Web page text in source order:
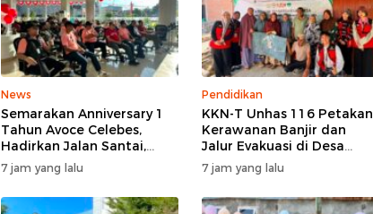
News
Semarakan Anniversary 1
Tahun Avoce Celebes,
Hadirkan Jalan Santai,
Bakti Sosial, dan Hiburan
Spektakuler di Bulukumba
7 jam yang lalu
Pendidikan
KKN-T Unhas 116 Petakan
Kerawanan Banjir dan
Jalur Evakuasi di Desa
Bonto Tallasa
7 jam yang lalu